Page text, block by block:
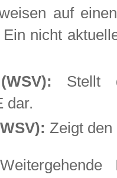
auf
nicht
Stellt
dar.
Zeigt den